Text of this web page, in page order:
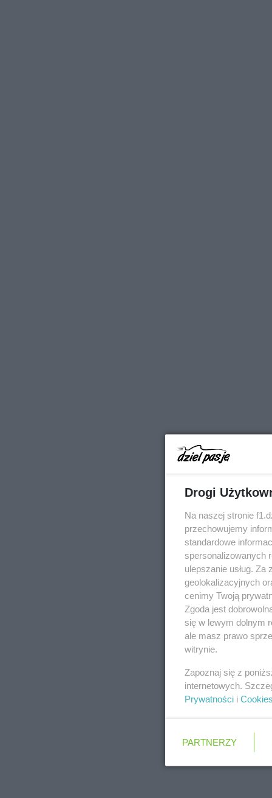
Drogi
Na naszej stronie
przechowujemy
standardowe
spersonalizowanych
ulepszanie usług.
geolokalizacyjnych
cenimy Twoją
Zgoda jest
się w lewym dolnym
ale masz prawo
witrynie.
Zapoznaj się z
internetowych.
Prywatności i Cookies
PARTNERZY